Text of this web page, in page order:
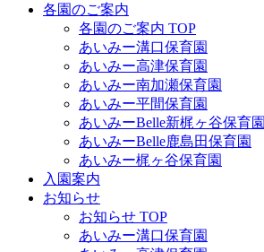
各園のご案内
各園のご案内 TOP
あいみー溝口保育園
あいみー高津保育園
あいみー南加瀬保育園
あいみー平間保育園
あいみーBelle新梶ヶ谷保育園
あいみーBelle鹿島田保育園
あいみー梶ヶ谷保育園
入園案内
お知らせ
お知らせ TOP
あいみー溝口保育園